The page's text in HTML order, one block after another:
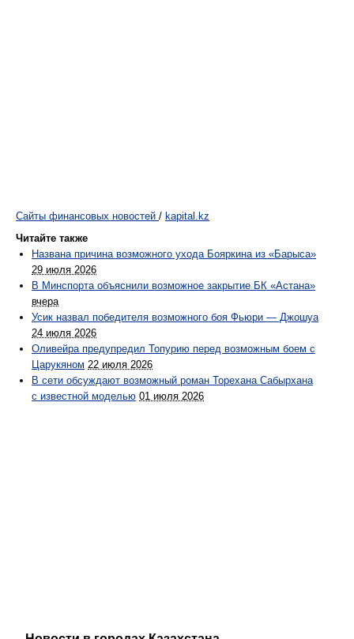
Сайты финансовых новостей / kapital.kz
Читайте также
Названа причина возможного ухода Бояркина из «Барыса»
29 июля 2026
В Минспорта объяснили возможное закрытие БК «Астана»
вчера
Усик назвал победителя возможного боя Фьюри — Джошуа
24 июля 2026
Оливейра предупредил Топурию перед возможным боем с
Царукяном 22 июля 2026
В сети обсуждают возможный роман Торехана Сабырхана
с известной моделью 01 июля 2026